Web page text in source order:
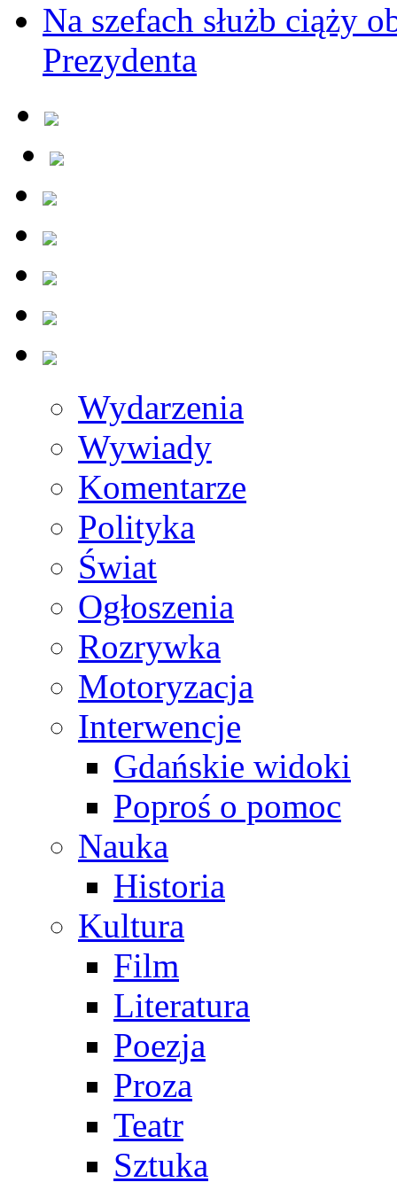
Na szefach służb ciąży
Prezydenta
Wydarzenia
Wywiady
Komentarze
Polityka
Świat
Ogłoszenia
Rozrywka
Motoryzacja
Interwencje
Gdańskie widoki
Poproś o pomoc
Nauka
Historia
Kultura
Film
Literatura
Poezja
Proza
Teatr
Sztuka